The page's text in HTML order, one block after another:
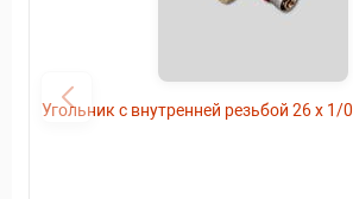
Угольник с внутренней резьбой 26 x 1/0